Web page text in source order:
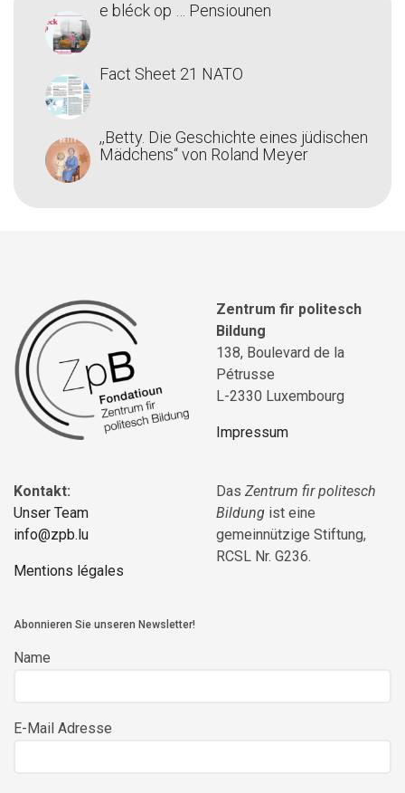
e bléck op … Pensiounen
Fact Sheet 21 NATO
,,Betty. Die Geschichte eines jüdischen
Mädchens‘‘ von Roland Meyer
Zentrum fir politesch
Bildung
138, Boulevard de la
Pétrusse
L-2330 Luxembourg
Impressum
Kontakt:
Unser Team
info@zpb.lu
Mentions légales
Das Zentrum fir politesch
Bildung ist eine
gemeinnützige Stiftung,
RCSL Nr. G236.
Abonnieren Sie unseren Newsletter!
Name
E-Mail Adresse